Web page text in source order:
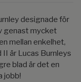
designade för
genast mycket
mellan enkelhet,
är Lucas Burnleys
blad är det en
jobb!